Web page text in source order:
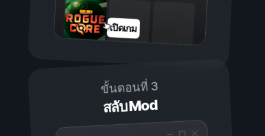
เปิดเกม
ขั้นตอนที่ 3
สลับ Mod